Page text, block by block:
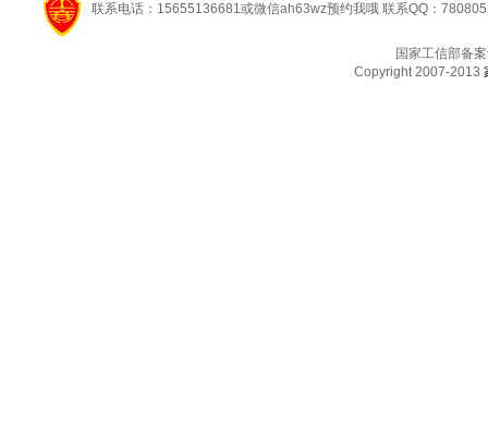
联系电话：15655136681或微信ah63wz预约我哦 联系QQ：
国家工信部备
Copyright 2007-2013